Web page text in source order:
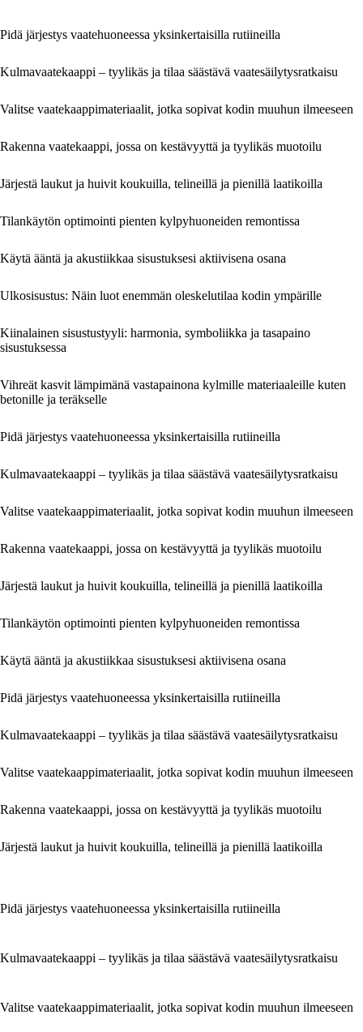
Pidä järjestys vaatehuoneessa yksinkertaisilla rutiineilla
Kulmavaatekaappi – tyylikäs ja tilaa säästävä vaatesäilytysratkaisu
Valitse vaatekaappimateriaalit, jotka sopivat kodin muuhun ilmeeseen
Rakenna vaatekaappi, jossa on kestävyyttä ja tyylikäs muotoilu
Järjestä laukut ja huivit koukuilla, telineillä ja pienillä laatikoilla
Tilankäytön optimointi pienten kylpyhuoneiden remontissa
Käytä ääntä ja akustiikkaa sisustuksesi aktiivisena osana
Ulkosisustus: Näin luot enemmän oleskelutilaa kodin ympärille
Kiinalainen sisustustyyli: harmonia, symboliikka ja tasapaino
sisustuksessa
Vihreät kasvit lämpimänä vastapainona kylmille materiaaleille kuten
betonille ja teräkselle
Pidä järjestys vaatehuoneessa yksinkertaisilla rutiineilla
Kulmavaatekaappi – tyylikäs ja tilaa säästävä vaatesäilytysratkaisu
Valitse vaatekaappimateriaalit, jotka sopivat kodin muuhun ilmeeseen
Rakenna vaatekaappi, jossa on kestävyyttä ja tyylikäs muotoilu
Järjestä laukut ja huivit koukuilla, telineillä ja pienillä laatikoilla
Tilankäytön optimointi pienten kylpyhuoneiden remontissa
Käytä ääntä ja akustiikkaa sisustuksesi aktiivisena osana
Pidä järjestys vaatehuoneessa yksinkertaisilla rutiineilla
Kulmavaatekaappi – tyylikäs ja tilaa säästävä vaatesäilytysratkaisu
Valitse vaatekaappimateriaalit, jotka sopivat kodin muuhun ilmeeseen
Rakenna vaatekaappi, jossa on kestävyyttä ja tyylikäs muotoilu
Järjestä laukut ja huivit koukuilla, telineillä ja pienillä laatikoilla
Pidä järjestys vaatehuoneessa yksinkertaisilla rutiineilla
Kulmavaatekaappi – tyylikäs ja tilaa säästävä vaatesäilytysratkaisu
Valitse vaatekaappimateriaalit, jotka sopivat kodin muuhun ilmeeseen